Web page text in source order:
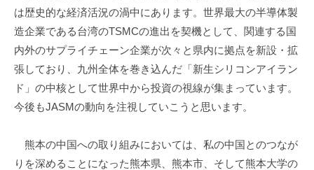
は歴史的な経済活況の渦中にあります。世界最大の半導体製
造企業である台湾のTSMCの進出を契機として、関連する国
内外のサプライチェーン企業が次々と県内に拠点を新設・拡
張しており、九州全体を巻き込んだ「新生シリコンアイラン
ド」の中核として世界中から投資の視線が集まっています。
今後もJASMの動向を注視していこうと思います。
熊本の中国への取り組みにおいては、私の中国とのつなが
りを深めることになった熊本県、熊本市、そして熊本大学の